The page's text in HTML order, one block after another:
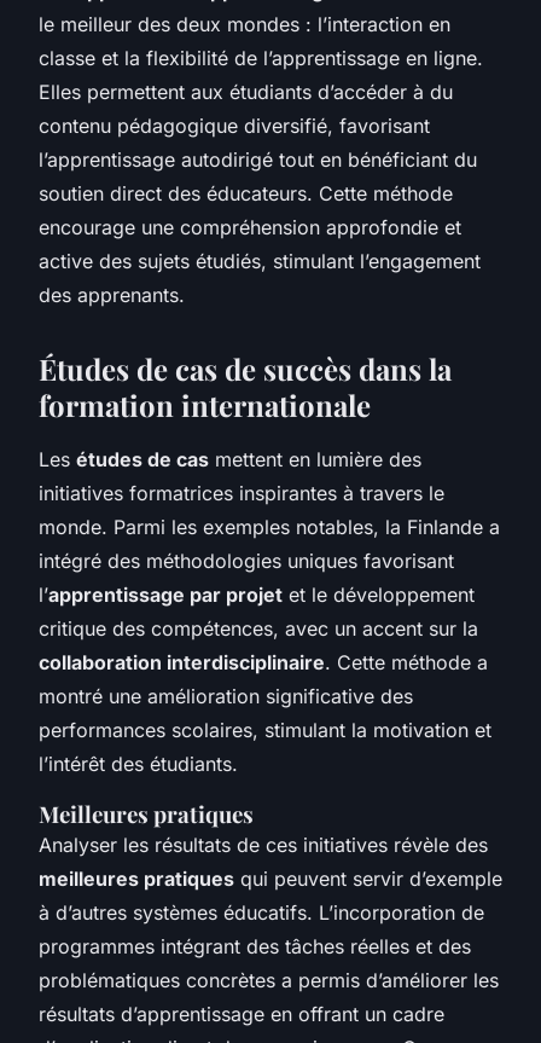
le meilleur des deux mondes : l’interaction en
classe et la flexibilité de l’apprentissage en ligne.
Elles permettent aux étudiants d’accéder à du
contenu pédagogique diversifié, favorisant
l’apprentissage autodirigé tout en bénéficiant du
soutien direct des éducateurs. Cette méthode
encourage une compréhension approfondie et
active des sujets étudiés, stimulant l’engagement
des apprenants.
Études de cas de succès dans la
formation internationale
Les études de cas mettent en lumière des
initiatives formatrices inspirantes à travers le
monde. Parmi les exemples notables, la Finlande a
intégré des méthodologies uniques favorisant
l’apprentissage par projet et le développement
critique des compétences, avec un accent sur la
collaboration interdisciplinaire. Cette méthode a
montré une amélioration significative des
performances scolaires, stimulant la motivation et
l’intérêt des étudiants.
Meilleures pratiques
Analyser les résultats de ces initiatives révèle des
meilleures pratiques qui peuvent servir d’exemple
à d’autres systèmes éducatifs. L’incorporation de
programmes intégrant des tâches réelles et des
problématiques concrètes a permis d’améliorer les
résultats d’apprentissage en offrant un cadre